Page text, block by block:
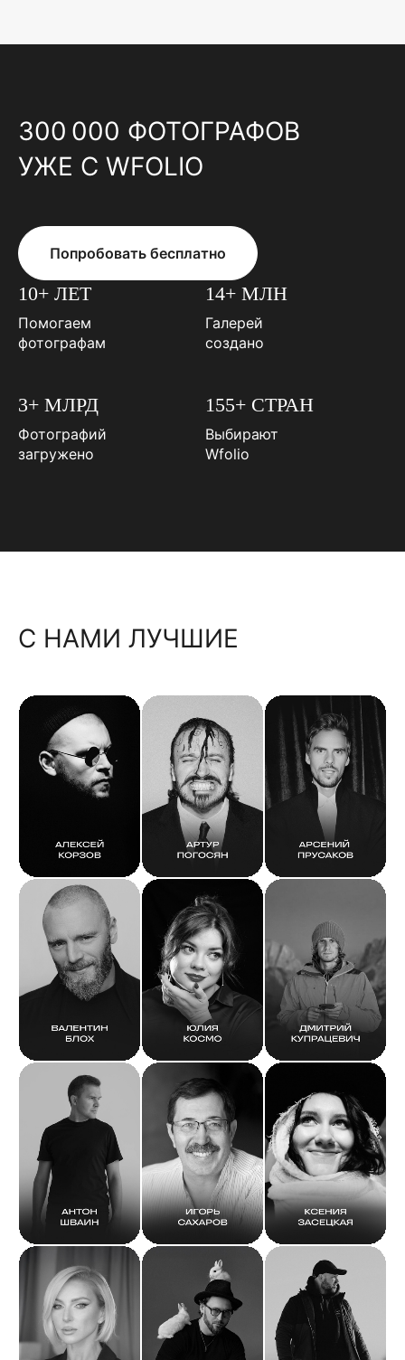
300 000 ФОТОГРАФОВ
УЖЕ С WFOLIO
Попробовать бесплатно
10+ ЛЕТ
Помогаем
фотографам
14+ МЛН
Галерей
создано
3+ МЛРД
Фотографий
загружено
155+ СТРАН
Выбирают
Wfolio
С НАМИ ЛУЧШИЕ